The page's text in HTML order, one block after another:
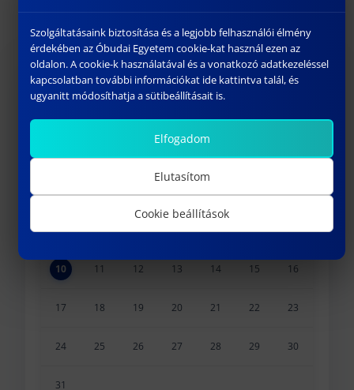
‹ Augusztus 2026 ›
1 2
3 4 5 6 7 8 9
10 11 12 13 14 15 16
17 18 19 20 21 22 23
24 25 26 27 28 29 30
31
Szolgáltatásaink biztosítása és a legjobb felhasználói élmény
érdekében az Óbudai Egyetem cookie-kat használ ezen az
oldalon. A cookie-k használatával és a vonatkozó adatkezeléssel
kapcsolatban további információkat ide kattintva talál, és
ugyanitt módosíthatja a sütibeállításait is.
Elfogadom
Elutasítom
Cookie beállítások